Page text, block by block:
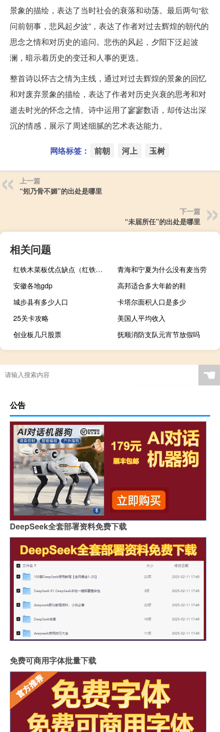
景象的描绘，表达了当时社会的衰落和动荡。最后两句“欲
问前朝事，悲风起夕波”，表达了作者对过去辉煌的朝代的
思念之情和对历史的追问。悲伤的风起，夕阳下泛起波
澜，暗示着历史的变迁和人事的更迭。
整首诗以怀古之情为主线，通过对过去辉煌的景象的回忆
和对废弃景象的描绘，表达了作者对历史兴衰的思考和对
逝去时光的怀念之情。诗中运用了寥寥数语，却传达出深
沉的情感，展示了周述细腻的艺术表达能力。
网络标签： 前朝 河上 玉树
上一篇
“矧乃骨不媚”的出处是哪里
下一篇
“未届所任”的出处是哪里
相关问题
红铁木菜板优点缺点（红铁木）
青海和宁夏为什么没有麦当劳
安徽各地gdp
高邦适合多大年龄的鞋
城步县有多少人口
卡塔尔面积人口是多少
25关卡攻略
美国人平均收入
创业板几只股票
抚顺消防支队元宵节放假吗
☚
公告
DeepSeek全套部署资料免费下载
免费可商用字体批量下载